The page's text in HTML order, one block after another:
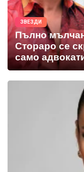
ЗВЕЗДИ
Пълно
Стораро се
само